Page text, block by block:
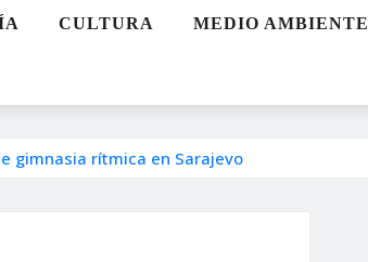
CULTURA MEDIO AMBIENTE
gimnasia rítmica en Sarajevo